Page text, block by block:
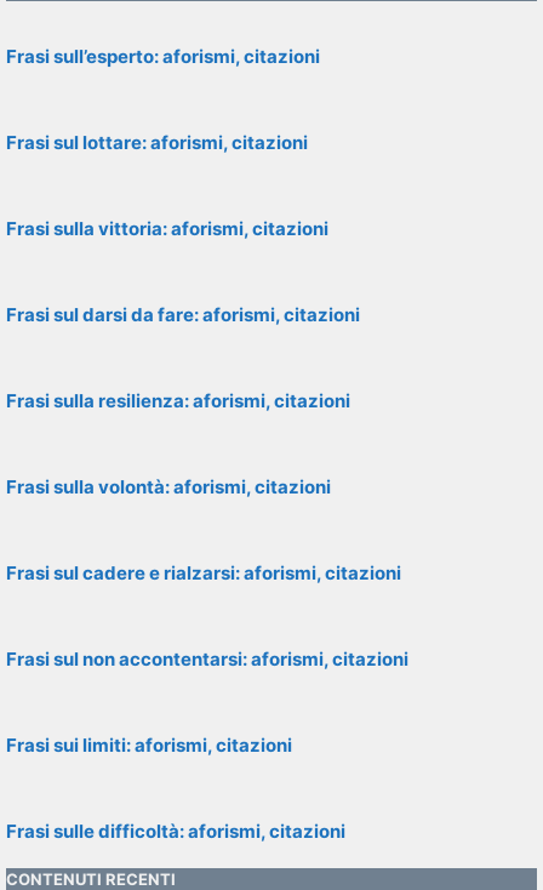
Frasi sull’esperto: aforismi, citazioni
Frasi sul lottare: aforismi, citazioni
Frasi sulla vittoria: aforismi, citazioni
Frasi sul darsi da fare: aforismi, citazioni
Frasi sulla resilienza: aforismi, citazioni
Frasi sulla volontà: aforismi, citazioni
Frasi sul cadere e rialzarsi: aforismi, citazioni
Frasi sul non accontentarsi: aforismi, citazioni
Frasi sui limiti: aforismi, citazioni
Frasi sulle difficoltà: aforismi, citazioni
CONTENUTI RECENTI